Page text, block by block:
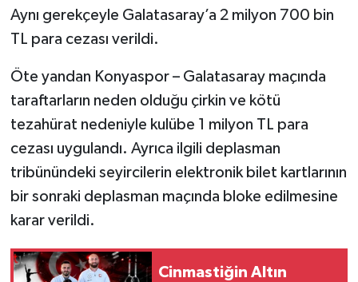
Aynı gerekçeyle Galatasaray’a 2 milyon 700 bin
TL para cezası verildi.
Öte yandan Konyaspor – Galatasaray maçında
taraftarların neden olduğu çirkin ve kötü
tezahürat nedeniyle kulübe 1 milyon TL para
cezası uygulandı. Ayrıca ilgili deplasman
tribünündeki seyircilerin elektronik bilet kartlarının
bir sonraki deplasman maçında bloke edilmesine
karar verildi.
Cinmastiğin Altın